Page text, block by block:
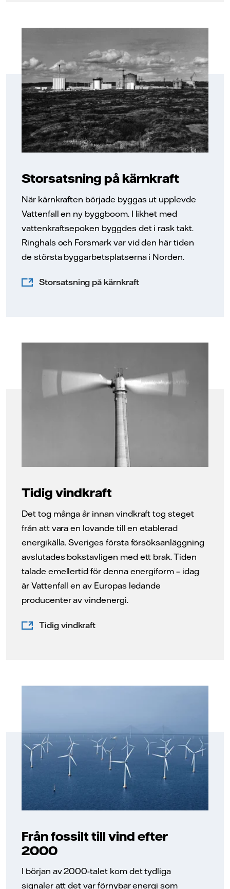
Storsatsning på kärnkraft
När kärnkraften började byggas ut upplevde
Vattenfall en ny byggboom. I likhet med
vattenkraftsepoken byggdes det i rask takt.
Ringhals och Forsmark var vid den här tiden
de största byggarbetsplatserna i Norden.
Storsatsning på kärnkraft
Tidig vindkraft
Det tog många år innan vindkraft tog steget
från att vara en lovande till en etablerad
energikälla. Sveriges första försöksanläggning
avslutades bokstavligen med ett brak. Tiden
talade emellertid för denna energiform – idag
är Vattenfall en av Europas ledande
producenter av vindenergi.
Tidig vindkraft
Från fossilt till vind efter
2000
I början av 2000-talet kom det tydliga
signaler att det var förnybar energi som